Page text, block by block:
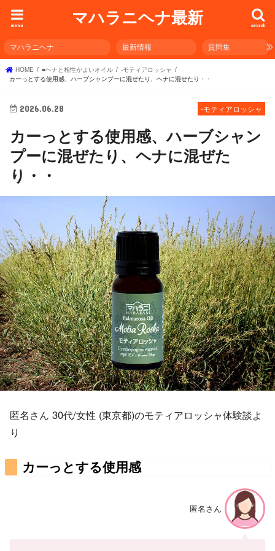
マハラニヘナ最新 search
menu
マハラニヘナ 最新情報 質問集
HOME ■ヘナと相性がよいオイル
-モティアロッシャ
カーっとする使用感、ハーブシャンプーに混ぜたり、ヘナに混ぜたり・・
-モティアロッシャ
2026.06.28
カーっとする使用感、ハーブシャン
プーに混ぜたり、ヘナに混ぜた
り・・
匿名さん 30代/女性 (東京都)のモティアロッシャ体験談よ
り
カーっとする使用感
匿名さん